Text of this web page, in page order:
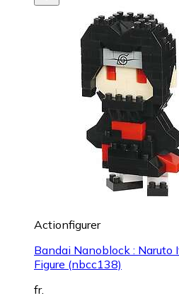
Actionfigurer
Bandai Nanoblock : Naruto
Figure (nbcc138)
fr.